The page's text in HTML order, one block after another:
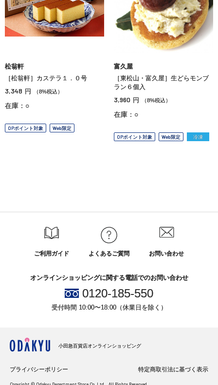
松翁軒
［松翁軒］カステラ１．０号
3,348 円 （8%税込）
在庫：○
OPポイント対象 Web限定
富久屋
［東松山・富久屋］生どらモンブ
ラン６個入
3,960 円 （8%税込）
在庫：○
OPポイント対象 Web限定 冷凍
ご利用ガイド よくあるご質問 お問い合わせ
オンラインショッピングに関する電話でのお問い合わせ
0120-185-550
受付時間 10:00〜18:00（休業日を除く）
小田急百貨店オンラインショッピング
プライバシーポリシー 特定商取引法に基づく表示